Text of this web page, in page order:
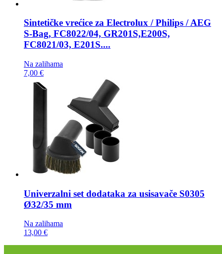
Sintetičke vrećice za Electrolux / Philips / AEG
S-Bag, FC8022/04, GR201S,E200S,
FC8021/03, E201S....
Na zalihama
7,00 €
Univerzalni set dodataka za usisavače S0305
Ø32/35 mm
Na zalihama
13,00 €